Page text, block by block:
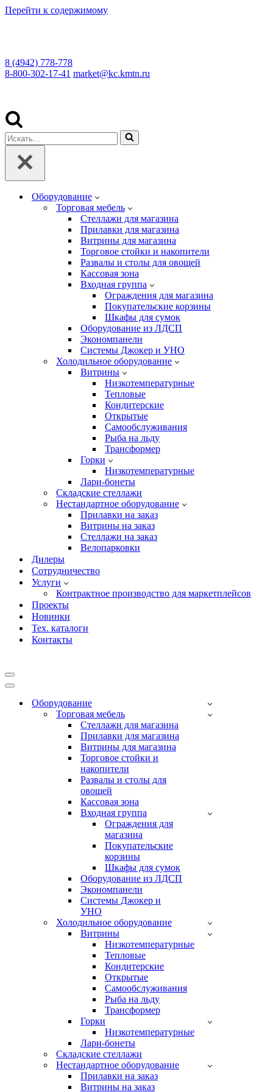
Перейти к содержимому
8 (4942) 778-778
8-800-302-17-41 market@kc.kmtn.ru
Искать...
Оборудование
Торговая мебель
Cтеллажи для магазина
Прилавки для магазина
Витрины для магазина
Торговое стойки и накопители
Развалы и столы для овощей
Кассовая зона
Входная группа
Ограждения для магазина
Покупательские корзины
Шкафы для сумок
Оборудование из ЛДСП
Экономпанели
Системы Джокер и УНО
Холодильное оборудование
Витрины
Низкотемпературные
Тепловые
Кондитерские
Открытые
Cамообслуживания
Рыба на льду
Трансформер
Горки
Низкотемпературные
Лари-бонеты
Складские стеллажи
Нестандартное оборудование
Прилавки на заказ
Витрины на заказ
Стеллажи на заказ
Велопарковки
Дилеры
Сотрудничество
Услуги
Контрактное производство для маркетплейсов
Проекты
Новинки
Тех. каталоги
Контакты
Меню
навигации
Меню
навигацииОборудование
Торговая мебель
Cтеллажи для магазина
Прилавки для магазина
Витрины для магазина
Торговое стойки и
накопители
Развалы и столы для
овощей
Кассовая зона
Входная группа
Ограждения для
магазина
Покупательские
корзины
Шкафы для сумок
Оборудование из ЛДСП
Экономпанели
Системы Джокер и
УНО
Холодильное оборудование
Витрины
Низкотемпературные
Тепловые
Кондитерские
Открытые
Cамообслуживания
Рыба на льду
Трансформер
Горки
Низкотемпературные
Лари-бонеты
Складские стеллажи
Нестандартное оборудование
Прилавки на заказ
Витрины на заказ